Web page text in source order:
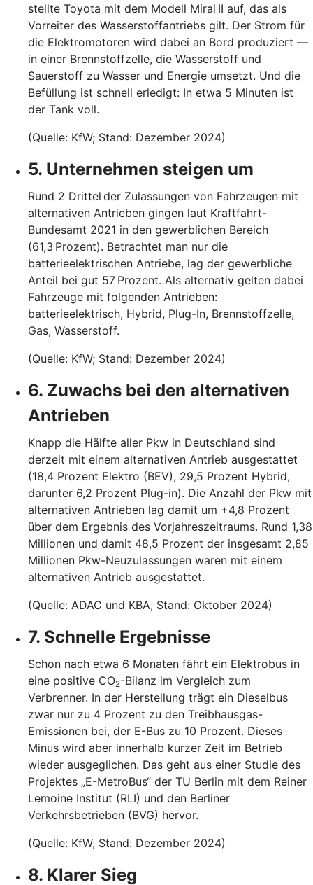
stellte Toyota mit dem Modell Mirai II auf, das als
Vorreiter des Wasserstoffantriebs gilt. Der Strom für
die Elektromotoren wird dabei an Bord produziert —
in einer Brennstoffzelle, die Wasserstoff und
Sauerstoff zu Wasser und Energie umsetzt. Und die
Befüllung ist schnell erledigt: In etwa 5 Minuten ist
der Tank voll.
(Quelle: KfW; Stand: Dezember 2024)
5. Unternehmen steigen um
Rund 2 Drittel der Zulassungen von Fahrzeugen mit
alternativen Antrieben gingen laut Kraftfahrt-
Bundesamt 2021 in den gewerblichen Bereich
(61,3 Prozent). Betrachtet man nur die
batterieelektrischen Antriebe, lag der gewerbliche
Anteil bei gut 57 Prozent. Als alternativ gelten dabei
Fahrzeuge mit folgenden Antrieben:
batterieelektrisch, Hybrid, Plug-In, Brennstoffzelle,
Gas, Wasserstoff.
(Quelle: KfW; Stand: Dezember 2024)
6. Zuwachs bei den alternativen
Antrieben
Knapp die Hälfte aller Pkw in Deutschland sind
derzeit mit einem alternativen Antrieb ausgestattet
(18,4 Prozent Elektro (BEV), 29,5 Prozent Hybrid,
darunter 6,2 Prozent Plug-in). Die Anzahl der Pkw mit
alternativen Antrieben lag damit um +4,8 Prozent
über dem Ergebnis des Vorjahreszeitraums. Rund 1,38
Millionen und damit 48,5 Prozent der insgesamt 2,85
Millionen Pkw-Neuzulassungen waren mit einem
alternativen Antrieb ausgestattet.
(Quelle: ADAC und KBA; Stand: Oktober 2024)
7. Schnelle Ergebnisse
Schon nach etwa 6 Monaten fährt ein Elektrobus in
eine positive CO2-Bilanz im Vergleich zum
Verbrenner. In der Herstellung trägt ein Dieselbus
zwar nur zu 4 Prozent zu den Treibhausgas-
Emissionen bei, der E-Bus zu 10 Prozent. Dieses
Minus wird aber innerhalb kurzer Zeit im Betrieb
wieder ausgeglichen. Das geht aus einer Studie des
Projektes „E-MetroBus“ der TU Berlin mit dem Reiner
Lemoine Institut (RLI) und den Berliner
Verkehrsbetrieben (BVG) hervor.
(Quelle: KfW; Stand: Dezember 2024)
8. Klarer Sieg